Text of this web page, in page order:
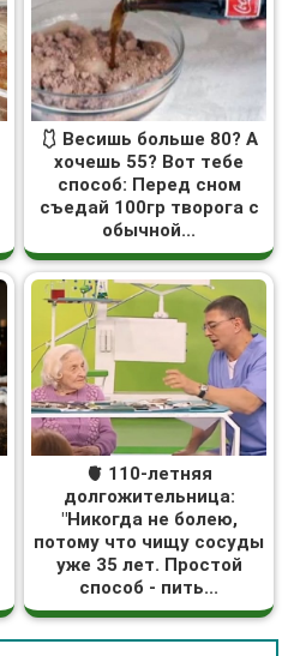
🩱 Весишь больше 80? А
хочешь 55? Вот тебе
способ: Перед сном
съедай 100гр творога с
обычной...
🫀 110-летняя
долгожительница:
"Никогда не болею,
потому что чищу сосуды
уже 35 лет. Простой
способ - пить...